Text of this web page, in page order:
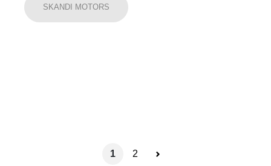
SKANDI MOTORS
1 2